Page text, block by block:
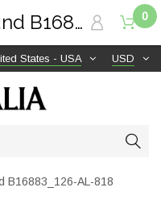
USD
States - USA
0
B16883_126-AL-818
Braccialini All Round B16883_126-AL-818 | TutITALIA